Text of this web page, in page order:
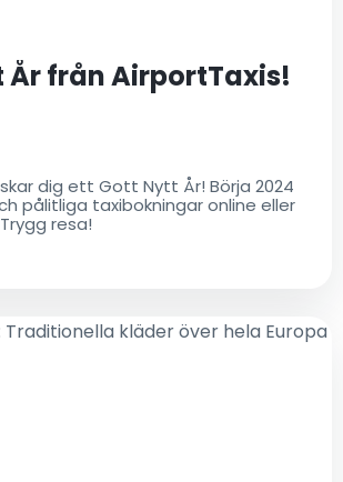
År från AirportTaxis!
dig ett Gott Nytt År! Börja 2024
pålitliga taxibokningar online eller
resa!